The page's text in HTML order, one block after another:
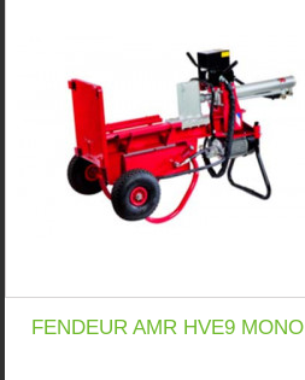
FENDEUR AMR HVE9 MONO